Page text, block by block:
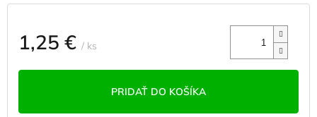
1,25 € / ks
PRIDAŤ DO KOŠÍKA